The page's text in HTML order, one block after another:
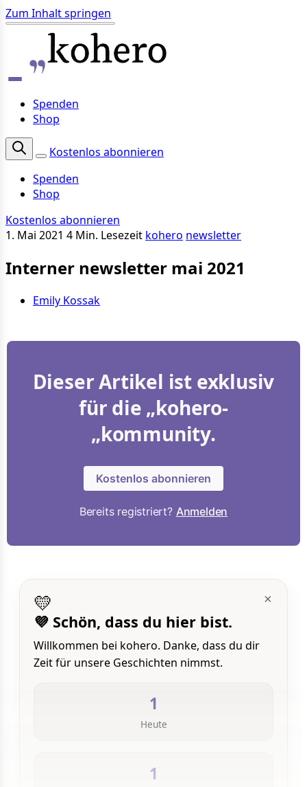
Zum Inhalt springen
Spenden
Shop
Kostenlos abonnieren
Spenden
Shop
Kostenlos abonnieren
1. Mai 2021 4 Min. Lesezeit kohero newsletter
Interner newsletter mai 2021
Emily Kossak
Dieser Artikel ist exklusiv
für die „kohero-
„kommunity.
Kostenlos abonnieren
Bereits registriert? Anmelden
×
💛
💜 Schön, dass du hier bist.
Willkommen bei kohero. Danke, dass du dir
Zeit für unsere Geschichten nimmst.
1
Heute
1